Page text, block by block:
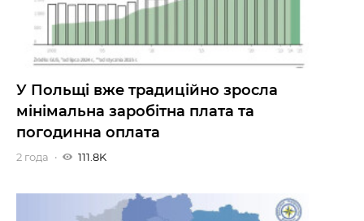
У Польщі вже традиційно зросла
мінімальна заробітна плата та
погодинна оплата
2 года 111.8K